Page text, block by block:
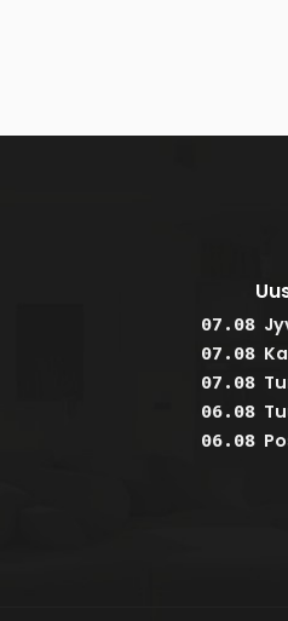
07.08
07.08
07.08
06.08
06.08